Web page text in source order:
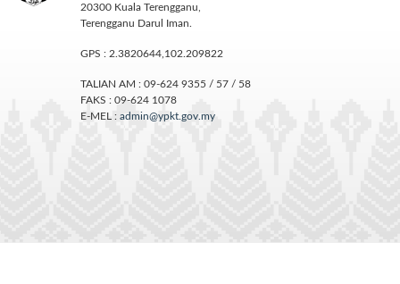
20300 Kuala Terengganu,
Terengganu Darul Iman.
GPS : 2.3820644,102.209822
TALIAN AM : 09-624 9355 / 57 / 58
FAKS : 09-624 1078
E-MEL : admin@ypkt.gov.my